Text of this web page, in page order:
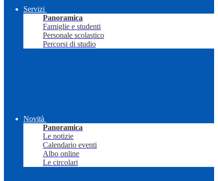
Servizi
Panoramica
Famiglie e studenti
Personale scolastico
Percorsi di studio
Novità
Panoramica
Le notizie
Calendario eventi
Albo online
Le circolari